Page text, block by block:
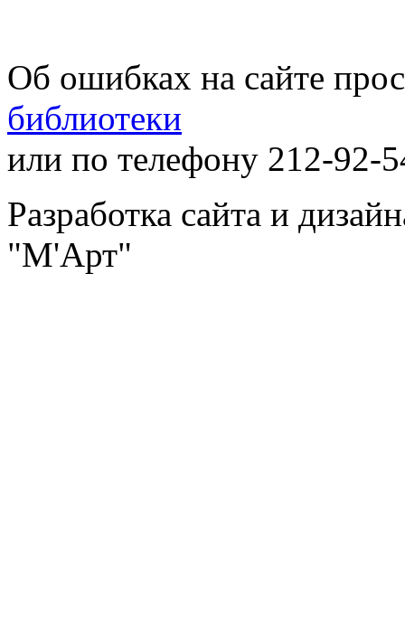
Об ошибках на сайте
библиотеки
или по телефону 212-92-
Разработка сайта и
"М'Арт"